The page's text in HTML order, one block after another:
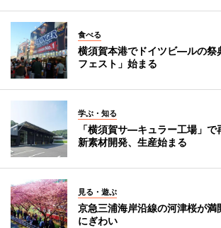
食べる
横須賀本港でドイツビ―ルの
フェスト」始まる
学ぶ・知る
「横須賀サ―キュラー工場」
新素材開発、生産始まる
見る・遊ぶ
京急三浦海岸沿線の河津桜が
にぎわい